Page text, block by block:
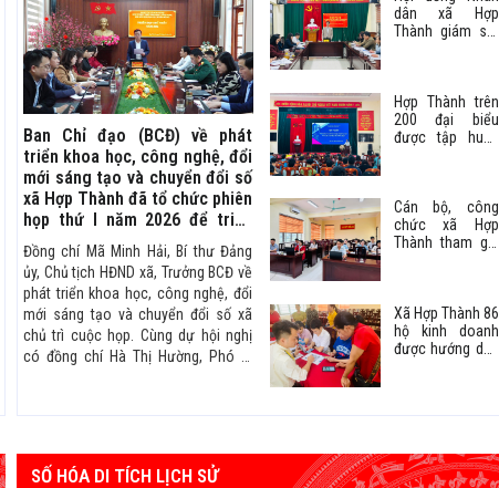
Ban Chỉ đạo (BCĐ) về phát
triển khoa học, công nghệ, đổi
mới sáng tạo và chuyển đổi số
xã Hợp Thành đã tổ chức phiên
họp thứ I năm 2026 để triển
khai một số nhiệm vụ trong
thời gian tới.
Đồng chí Mã Minh Hải, Bí thư Đảng
ủy, Chủ tịch HĐND xã, Trưởng BCĐ về
phát triển khoa học, công nghệ, đổi
mới sáng tạo và chuyển đổi số xã
chủ trì cuộc họp. Cùng dự hội nghị
có đồng chí Hà Thị Hường, Phó Bí
dân xã Hợp
Thành giám sát
năm 2025
Hợp Thành trên
200 đại biểu
được tập huấn
chuyển đổi số.
Cán bộ, công
chức xã Hợp
Thành tham gia
Xã Hợp Thành 86
hộ kinh doanh
được hướng dẫn
nộp thuế điện tử
SỐ HÓA DI TÍCH LỊCH SỬ